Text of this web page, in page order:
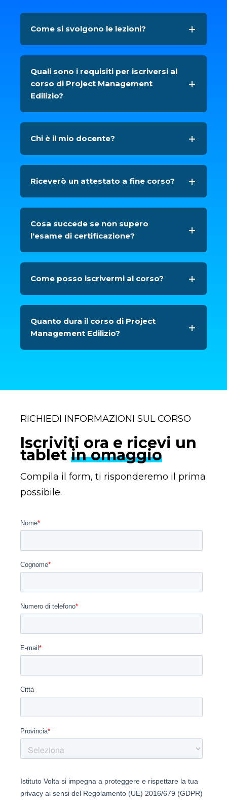
Come si svolgono le lezioni?
Quali sono i requisiti per iscriversi al
corso di Project Management
Edilizio?
Chi è il mio docente?
Riceverò un attestato a fine corso?
Cosa succede se non supero
l'esame di certificazione?
Come posso iscrivermi al corso?
Quanto dura il corso di Project
Management Edilizio?
RICHIEDI INFORMAZIONI SUL CORSO
Iscriviti ora e ricevi un
tablet in omaggio
Compila il form, ti risponderemo il prima
possibile.